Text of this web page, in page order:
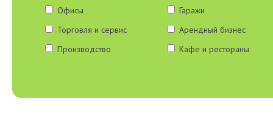
Офисы
Гаражи
Торговля и сервис
Арендный бизнес
Производство
Кафе и рестораны